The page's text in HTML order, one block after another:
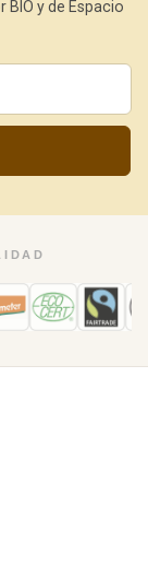
y de Espacio